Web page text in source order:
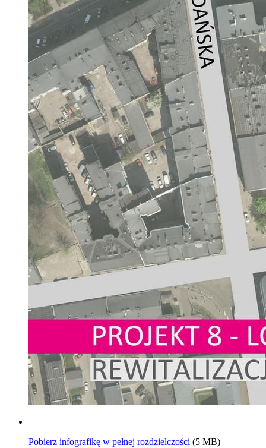
Pobierz infografikę w pełnej rozdzielczości (5 MB)